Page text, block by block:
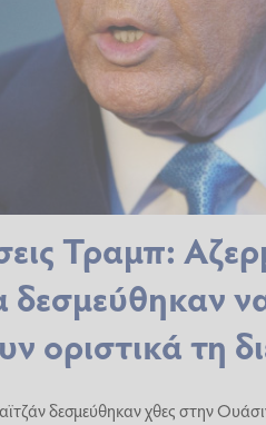
Τραμπ:
δεσμεύθηκαν
οριστικά τη
δεσμεύθηκαν χθες στην